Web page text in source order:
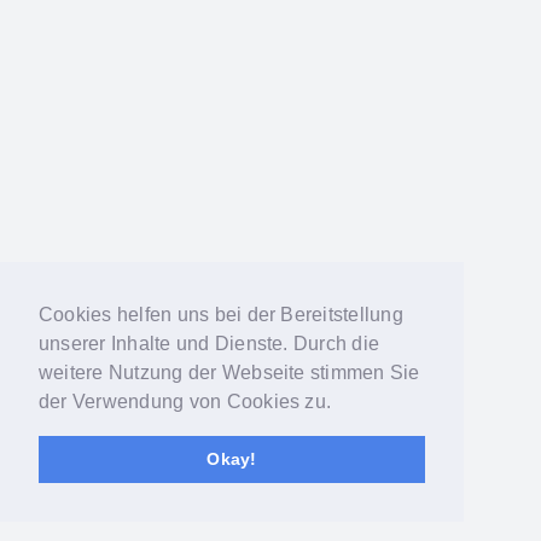
Cookies helfen uns bei der Bereitstellung
unserer Inhalte und Dienste. Durch die
weitere Nutzung der Webseite stimmen Sie
der Verwendung von Cookies zu.
Okay!